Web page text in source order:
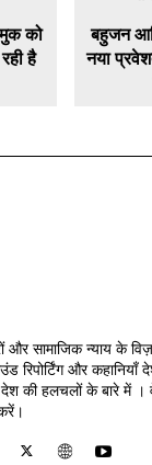
को
है
बहुजन
नया
और सामाजिक न्याय के
रिपोर्टिंग और कहानियाँ
देश की हलचलों के बारे में ।